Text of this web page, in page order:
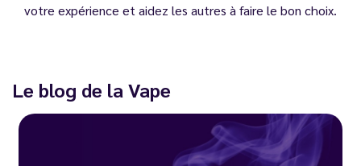
votre expérience et aidez les autres à faire le bon choix.
Le blog de la Vape